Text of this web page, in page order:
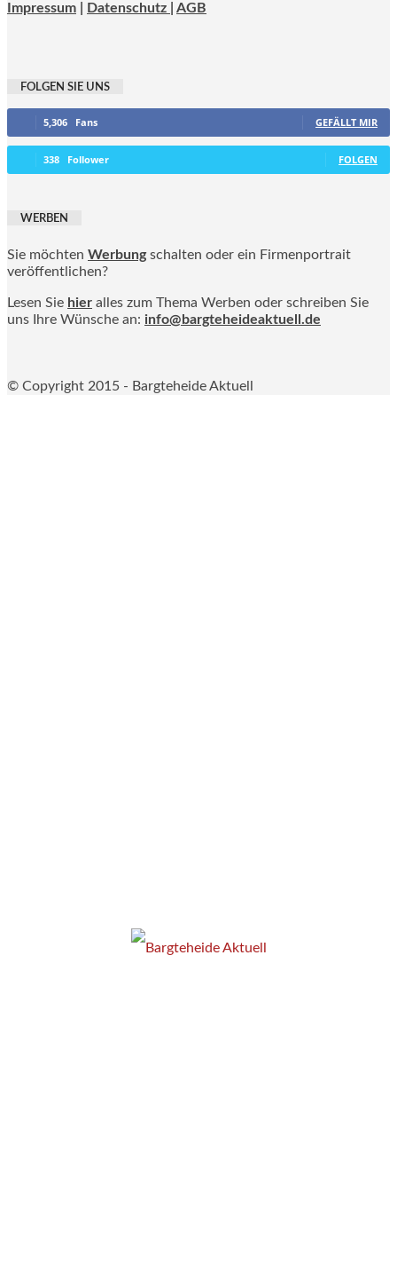
Impressum Datenschutz | AGB
FOLGEN SIE UNS
5,306 Fans GEFÄLLT MIR
338 Follower FOLGEN
WERBEN
Sie möchten Werbung schalten oder ein Firmenportrait
veröffentlichen?
Lesen Sie hier alles zum Thema Werben oder schreiben Sie
uns Ihre Wünsche an: info@bargteheideaktuell.de
© Copyright 2015 - Bargteheide Aktuell